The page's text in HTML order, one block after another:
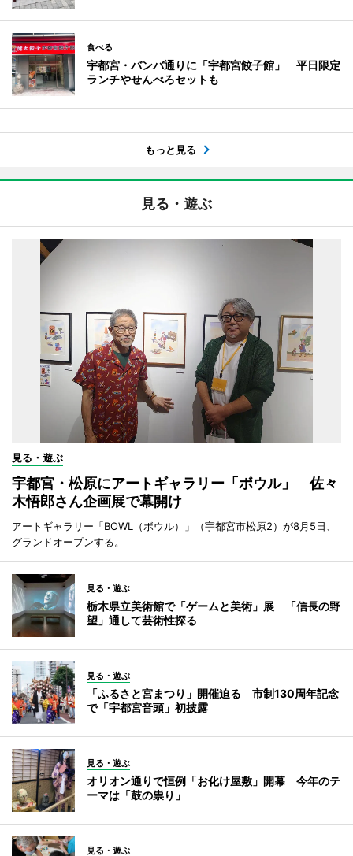
食べる
宇都宮・バンバ通りに「宇都宮餃子館」 平日限定
ランチやせんべろセットも
もっと見る
見る・遊ぶ
見る・遊ぶ
宇都宮・松原にアートギャラリー「ボウル」 佐々
木悟郎さん企画展で幕開け
アートギャラリー「BOWL（ボウル）」（宇都宮市松原2）が8月5日、
グランドオープンする。
見る・遊ぶ
栃木県立美術館で「ゲームと美術」展 「信長の野
望」通して芸術性探る
見る・遊ぶ
「ふるさと宮まつり」開催迫る 市制130周年記念
で「宇都宮音頭」初披露
見る・遊ぶ
オリオン通りで恒例「お化け屋敷」開幕 今年のテ
ーマは「鼓の祟り」
見る・遊ぶ